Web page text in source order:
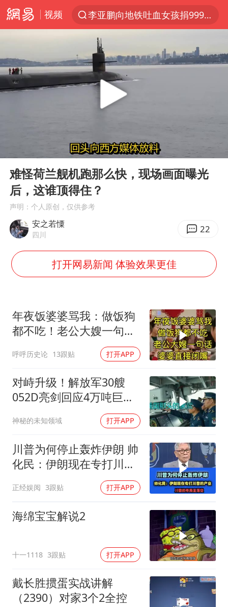
视频
李亚鹏向地铁吐血女孩捐99999元
周杰伦方辟谣“私生子”传闻
台风白海豚可能在浙江登陆
因凡蒂诺首次公开道歉
38岁山东财大教授刘海明逝世
《Monica》填词人黎彼得去世
人贩子“梅姨”真名谢家梅
蜜雪冰城员工抽烟收银 门店现已停业
陕西柞水遭遇暴雨五千余户群众转移
嘲讽周星驰无儿女没朋友 李修贤道歉
董路致歉：泰国10岁黑人父母是伪造的
外交部回应日本将中国列为最大挑战
Play
03:17
难怪荷兰舰机跑那么快，现场画面曝光
后，这谁顶得住？
声明：个人原创，仅供参考
安之若憟
四川 22
打开网易新闻 体验效果更佳
年夜饭婆婆骂我：做饭狗
都不吃！老公大嫂一句
呼呼历史论 13跟贴 打开APP
对峙升级！解放军30艘
052D亮剑回应4万吨巨舰
神秘的未知领域 打开APP
川普为何停止轰炸伊朗 帅
化民：伊朗现在专打川普
正经娱阅 3跟贴 打开APP
海绵宝宝解说2
十一1118 3跟贴 打开APP
戴长胜掼蛋实战讲解
（2390）对家3个2全控